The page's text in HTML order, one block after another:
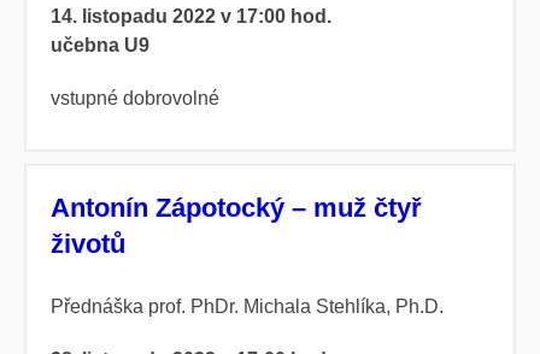
14. listopadu 2022 v 17:00 hod.
učebna U9
vstupné dobrovolné
Antonín Zápotocký – muž čtyř
životů
Přednáška prof. PhDr. Michala Stehlíka, Ph.D.